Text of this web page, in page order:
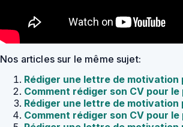
Nos articles sur le même sujet:
Rédiger une lettre de motivation
Comment rédiger son CV pour
Rédiger une lettre de motivation
Comment rédiger son CV pour